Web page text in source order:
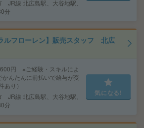
JR線 北広島駅、大谷地駅、
分
ルフローレン】販売スタッフ 北広
円 ※ご経験・スキルによ
かんたんに前払いで給与が受
り）
JR線 北広島駅、大谷地駅、
分
気になる!